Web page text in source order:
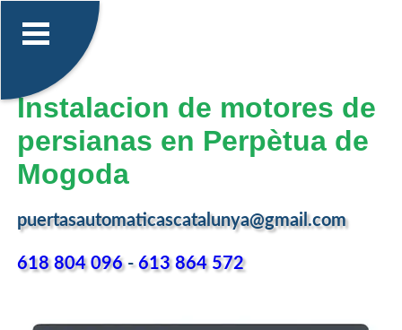
Instalacion de motores de
persianas en Perpètua de
Mogoda
puertasautomaticascatalunya@gmail.com
618 804 096-613 864 572